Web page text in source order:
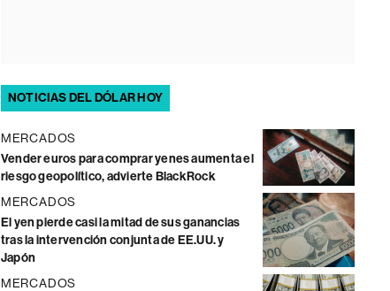
NOTICIAS DEL DÓLAR HOY
MERCADOS
Vender euros para comprar yenes aumenta el
riesgo geopolítico, advierte BlackRock
MERCADOS
El yen pierde casi la mitad de sus ganancias
tras la intervención conjunta de EE.UU. y
Japón
MERCADOS